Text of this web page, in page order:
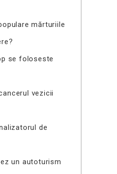
mărturiile
se foloseste
vezicii
de
un autoturism